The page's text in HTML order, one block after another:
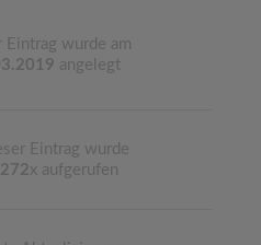
Eintrag wurde am
angelegt
Eintrag wurde
x aufgerufen